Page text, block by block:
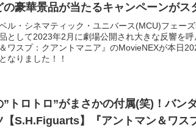
の豪華景品が当たるキャンペーンがス
ル・シネマティック・ユニバース(MCU)フェー
として2023年2月に劇場公開され大きな反響を呼
ワスプ：クアントマニア』のMovieNEXが本日
なりました！！
”トロトロ”がまさかの付属(笑)！バン
【S.H.Figuarts】『アントマン＆ワス